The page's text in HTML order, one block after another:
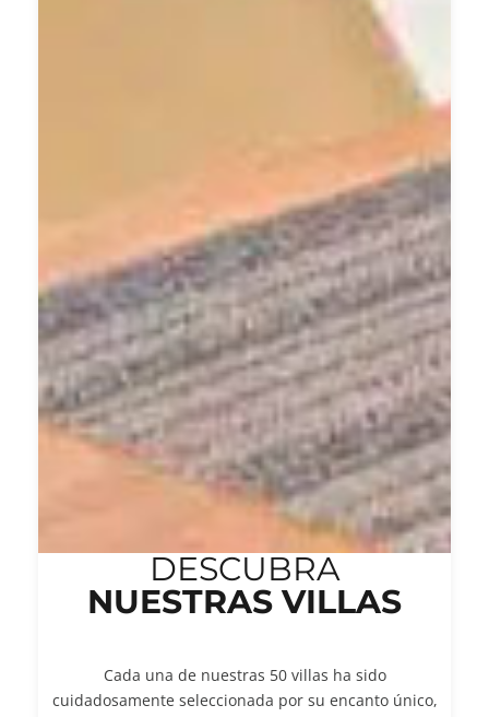
DESCUBRA
NUESTRAS VILLAS
Cada una de nuestras 50 villas ha sido
cuidadosamente seleccionada por su encanto único,